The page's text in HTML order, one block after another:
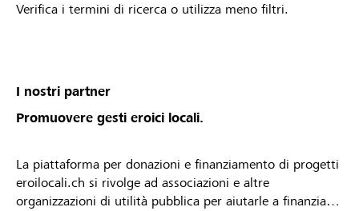
Organisation aktiv geschaltet wurde oder dein
Mittelbünden behält sich das Recht vor, Projekte
oder Organisationsprofile vom Lokalbonus
auszuschliessen.
Verifica i termini di ricerca o utilizza meno filtri.
I nostri partner
Promuovere gesti eroici locali.
La piattaforma per donazioni e finanziamento di progetti
eroilocali.ch si rivolge ad associazioni e altre
organizzazioni di utilità pubblica per aiutarle a finanziare